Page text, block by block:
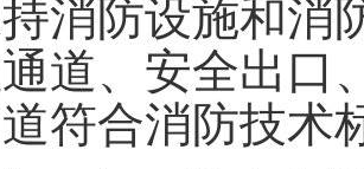
消防设施和消
道、安全出口
符合消防技术